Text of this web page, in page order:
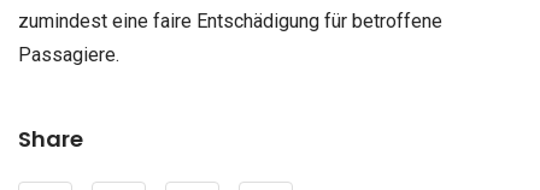
zumindest eine faire Entschädigung für betroffene
Passagiere.
Share